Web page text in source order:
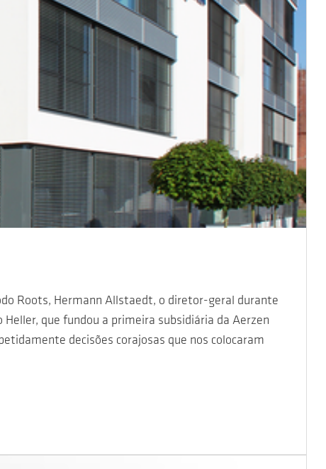
Roots, Hermann Allstaedt, o diretor-geral durante
que fundou a primeira subsidiária da Aerzen
decisões corajosas que nos colocaram